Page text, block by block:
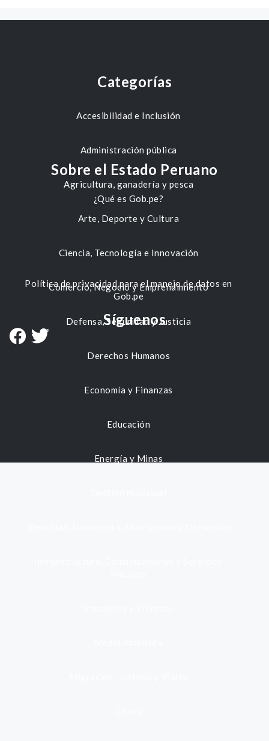
Categorías
Accesibilidad e Inclusión
Administración pública
Agricultura, ganadería y pesca
Arte, Deporte y Cultura
Ciencia, Tecnología e Innovación
Comercio, Negocio y Emprendimiento
Defensa, Seguridad y Justicia
Derechos Humanos
Economía y Finanzas
Educación
Energía y Minas
Sobre el Estado Peruano
¿Qué es Gob.pe?
Política de privacidad para el manejo de datos en
Gob.pe
Síguenos